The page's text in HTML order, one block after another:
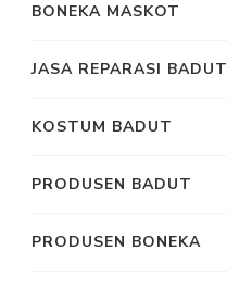
BONEKA MASKOT
JASA REPARASI BADUT
KOSTUM BADUT
PRODUSEN BADUT
PRODUSEN BONEKA